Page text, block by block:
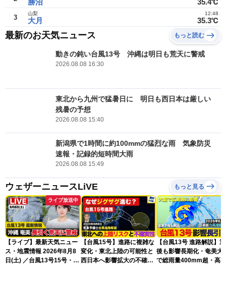
勝沼 35.4℃
3 大月
山梨
35.3℃
12:48
最新のお天気ニュース もっと読む
動きの鈍い台風13号 沖縄は明日も荒天に警戒
2026.08.08 16:30
東北から九州で猛暑日に 明日も西日本は厳しい
残暑の予想
2026.08.08 15:40
新潟県で1時間に約100mmの猛烈な雨 気象防災
速報・記録的短時間大雨
2026.08.08 15:49
ウェザーニュースLiVE もっと見る
ライブ放送中
【ライブ】最新天気ニュー
ス・地震情報 2026年8月8
日(土) ／台風13号15号・ゲ
【台風15号】進路に複雑な
変化・東北上陸の可能性と
西日本へ影響拡大の不確実
【台風13号 進路解説】
後も影響長期化・奄美大
で総雨量400mm超・高波